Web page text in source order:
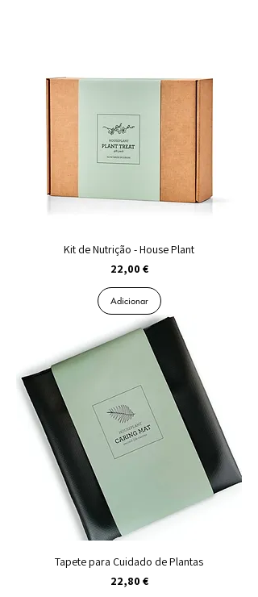
Kit de Nutrição - House Plant
Preço
22,00 €
Adicionar
Tapete para Cuidado de Plantas
Preço
22,80 €